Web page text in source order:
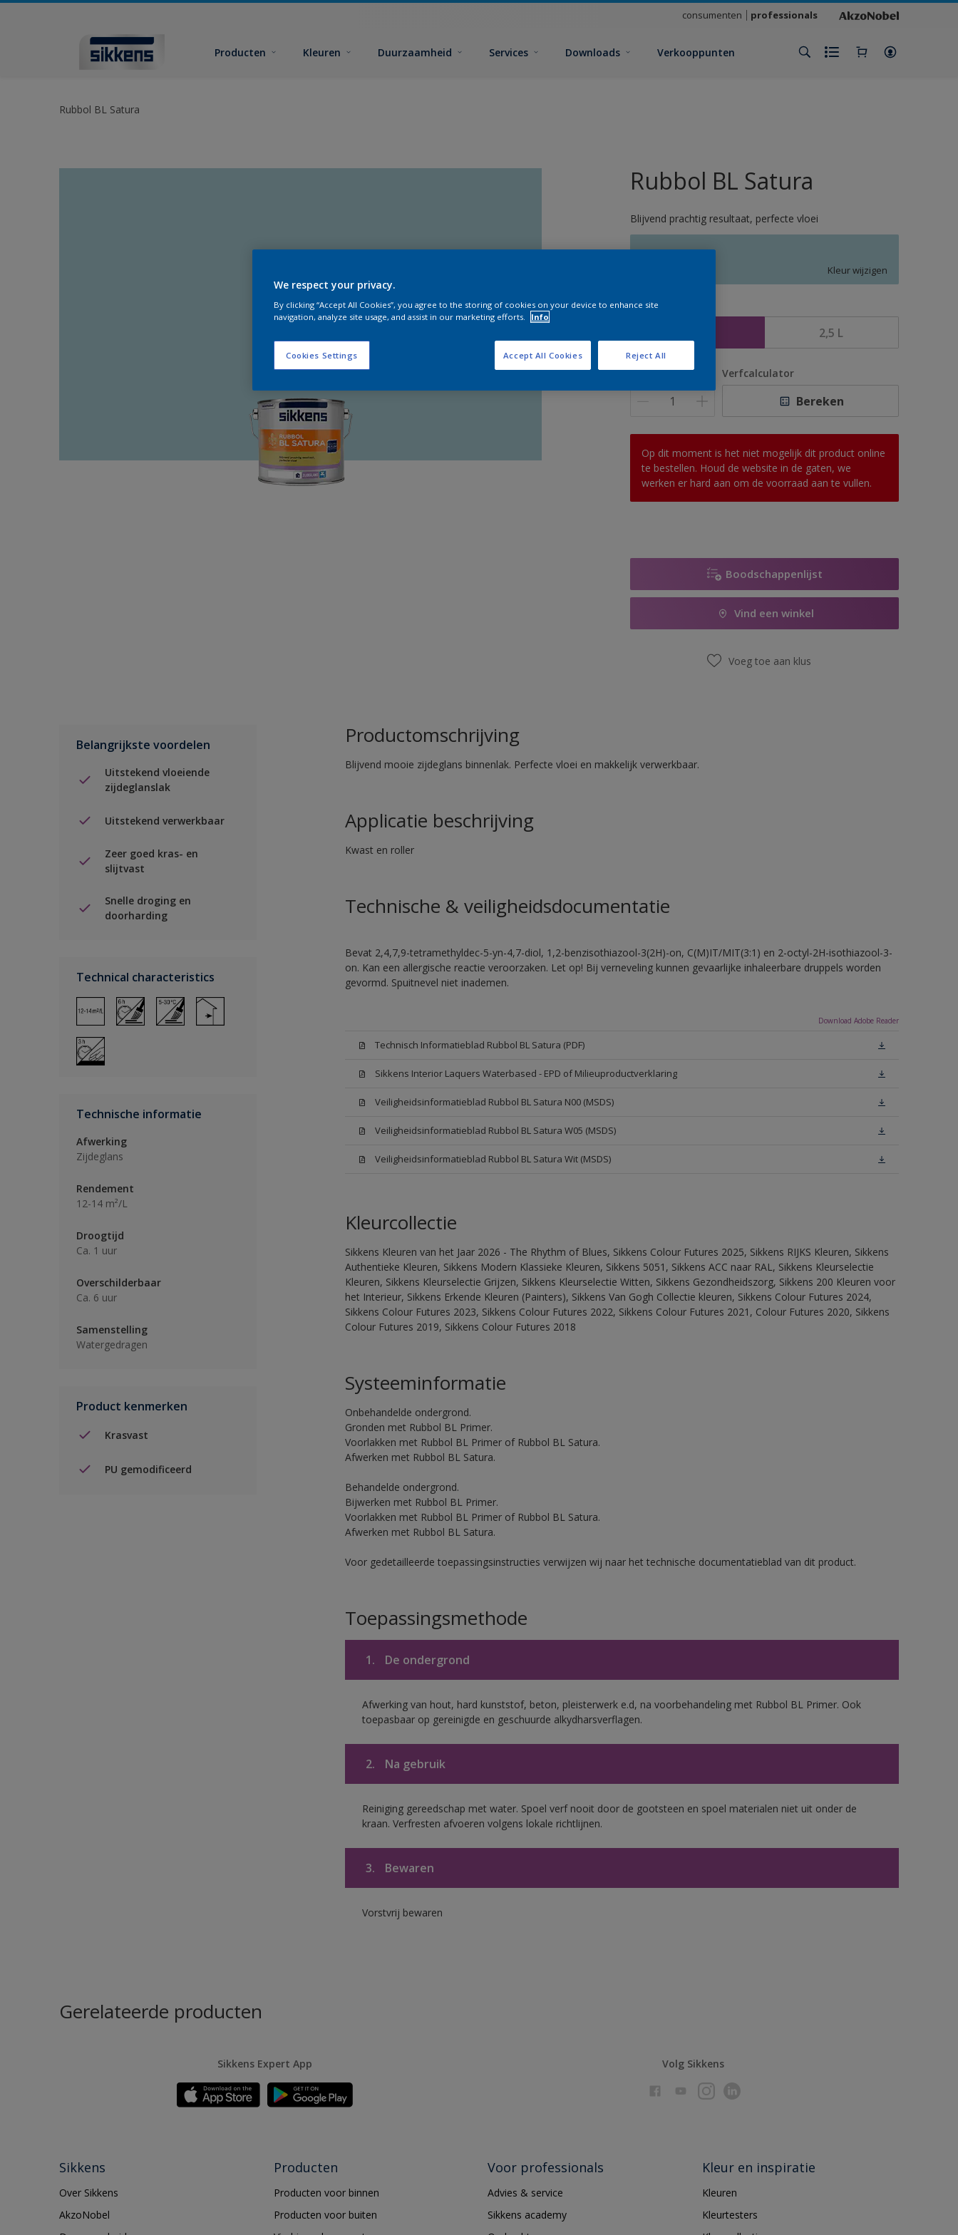
consumenten professionals
Producten Kleuren Duurzaamheid Services Downloads Verkooppunten
Rubbol BL Satura
Rubbol BL Satura
Blijvend prachtig resultaat, perfecte vloei
Q9.12.76
Kleur wijzigen
Grootte
2,5 L
Aantal Verfcalculator
Bereken
Op dit moment is het niet mogelijk dit product online
te bestellen. Houd de website in de gaten, we
werken er hard aan om de voorraad aan te vullen.
Boodschappenlijst
Vind een winkel
Voeg toe aan klus
Belangrijkste voordelen
Uitstekend vloeiende
zijdeglanslak
Uitstekend verwerkbaar
Zeer goed kras- en
slijtvast
Snelle droging en
doorharding
Technical characteristics
Technische informatie
Afwerking
Zijdeglans
Rendement
12-14 m²/L
Droogtijd
Ca. 1 uur
Overschilderbaar
Ca. 6 uur
Samenstelling
Watergedragen
Product kenmerken
Krasvast
PU gemodificeerd
Productomschrijving
Blijvend mooie zijdeglans binnenlak. Perfecte vloei en makkelijk verwerkbaar.
Applicatie beschrijving
Kwast en roller
Technische & veiligheidsdocumentatie
Bevat 2,4,7,9-tetramethyldec-5-yn-4,7-diol, 1,2-benzisothiazool-3(2H)-on, C(M)IT/MIT(3:1) en 2-octyl-2H-isothiazool-3-
on. Kan een allergische reactie veroorzaken. Let op! Bij verneveling kunnen gevaarlijke inhaleerbare druppels worden
gevormd. Spuitnevel niet inademen.
Download Adobe Reader
Technisch Informatieblad Rubbol BL Satura (PDF)
Sikkens Interior Laquers Waterbased - EPD of Milieuproductverklaring
Veiligheidsinformatieblad Rubbol BL Satura N00 (MSDS)
Veiligheidsinformatieblad Rubbol BL Satura W05 (MSDS)
Veiligheidsinformatieblad Rubbol BL Satura Wit (MSDS)
Kleurcollectie
Sikkens Kleuren van het Jaar 2026 - The Rhythm of Blues, Sikkens Colour Futures 2025, Sikkens RIJKS Kleuren, Sikkens
Authentieke Kleuren, Sikkens Modern Klassieke Kleuren, Sikkens 5051, Sikkens ACC naar RAL, Sikkens Kleurselectie
Kleuren, Sikkens Kleurselectie Grijzen, Sikkens Kleurselectie Witten, Sikkens Gezondheidszorg, Sikkens 200 Kleuren voor
het Interieur, Sikkens Erkende Kleuren (Painters), Sikkens Van Gogh Collectie kleuren, Sikkens Colour Futures 2024,
Sikkens Colour Futures 2023, Sikkens Colour Futures 2022, Sikkens Colour Futures 2021, Colour Futures 2020, Sikkens
Colour Futures 2019, Sikkens Colour Futures 2018
Systeeminformatie
Onbehandelde ondergrond.
Gronden met Rubbol BL Primer.
Voorlakken met Rubbol BL Primer of Rubbol BL Satura.
Afwerken met Rubbol BL Satura.
Behandelde ondergrond.
Bijwerken met Rubbol BL Primer.
Voorlakken met Rubbol BL Primer of Rubbol BL Satura.
Afwerken met Rubbol BL Satura.
Voor gedetailleerde toepassingsinstructies verwijzen wij naar het technische documentatieblad van dit product.
Toepassingsmethode
1. De ondergrond
Afwerking van hout, hard kunststof, beton, pleisterwerk e.d, na voorbehandeling met Rubbol BL Primer. Ook
toepasbaar op gereinigde en geschuurde alkydharsverflagen.
2. Na gebruik
Reiniging gereedschap met water. Spoel verf nooit door de gootsteen en spoel materialen niet uit onder de
kraan. Verfresten afvoeren volgens lokale richtlijnen.
3. Bewaren
Vorstvrij bewaren
Gerelateerde producten
Sikkens Expert App Volg Sikkens
Sikkens
Over Sikkens
AkzoNobel
Producten
Producten voor binnen
Producten voor buiten
Voor professionals
Advies & service
Sikkens academy
Kleur en inspiratie
Kleuren
Kleurtesters
We respect your privacy.
By clicking “Accept All Cookies”, you agree to the storing of cookies on your device to enhance site
navigation, analyze site usage, and assist in our marketing efforts.
Info
Cookies Settings Reject All
Accept All Cookies